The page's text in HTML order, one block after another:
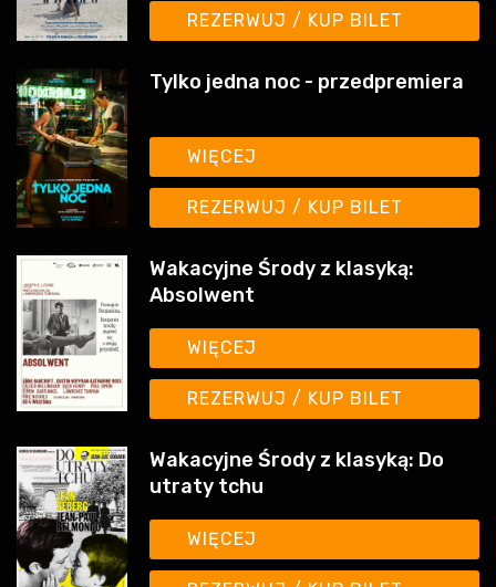
Tylko jedna noc - przedpremiera
REZERWUJ / KUP BILET
Wakacyjne Środy z klasyką:
WIĘCEJ
REZERWUJ / KUP BILET
Wakacyjne Środy z klasyką: Do
WIĘCEJ
REZERWUJ / KUP BILET